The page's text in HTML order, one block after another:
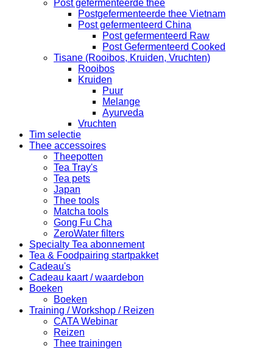
Post gefermenteerde thee
Postgefermenteerde thee Vietnam
Post gefermenteerd China
Post gefermenteerd Raw
Post Gefermenteerd Cooked
Tisane (Rooibos, Kruiden, Vruchten)
Rooibos
Kruiden
Puur
Melange
Ayurveda
Vruchten
Tim selectie
Thee accessoires
Theepotten
Tea Tray's
Tea pets
Japan
Thee tools
Matcha tools
Gong Fu Cha
ZeroWater filters
Specialty Tea abonnement
Tea & Foodpairing startpakket
Cadeau's
Cadeau kaart / waardebon
Boeken
Boeken
Training / Workshop / Reizen
CATA Webinar
Reizen
Thee trainingen